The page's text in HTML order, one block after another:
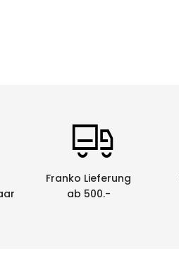
Franko Lieferung
ab 500.-